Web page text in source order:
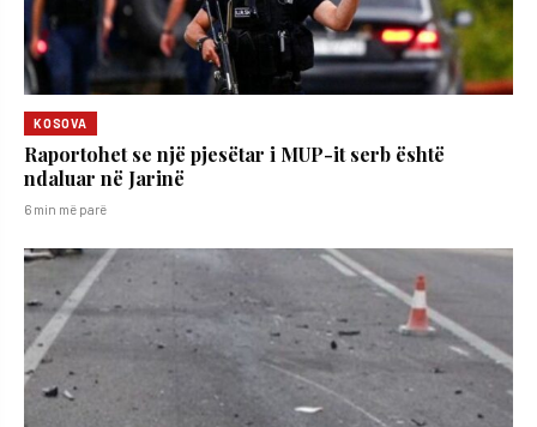
KOSOVA
Raportohet se një pjesëtar i MUP-it serb është
ndaluar në Jarinë
6 min më parë